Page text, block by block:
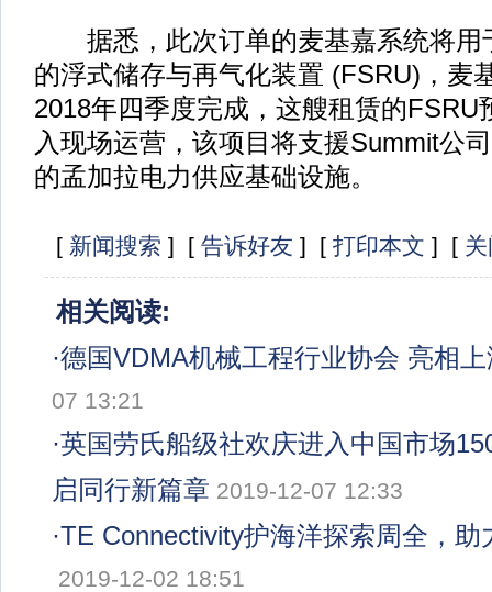
据悉，此次订单的麦基嘉系统将用
的浮式储存与再气化装置 (FSRU)，麦
2018年四季度完成，这艘租赁的FSRU
入现场运营，该项目将支援Summit公
的孟加拉电力供应基础设施。
[ 新闻搜索 ] [ 告诉好友 ] [ 打印本文 ] [
相关阅读:
·德国VDMA机械工程行业协会 亮相
07 13:21
·英国劳氏船级社欢庆进入中国市场
启同行新篇章 2019-12-07 12:33
·TE Connectivity护海洋探索周全，助
2019-12-02 18:51